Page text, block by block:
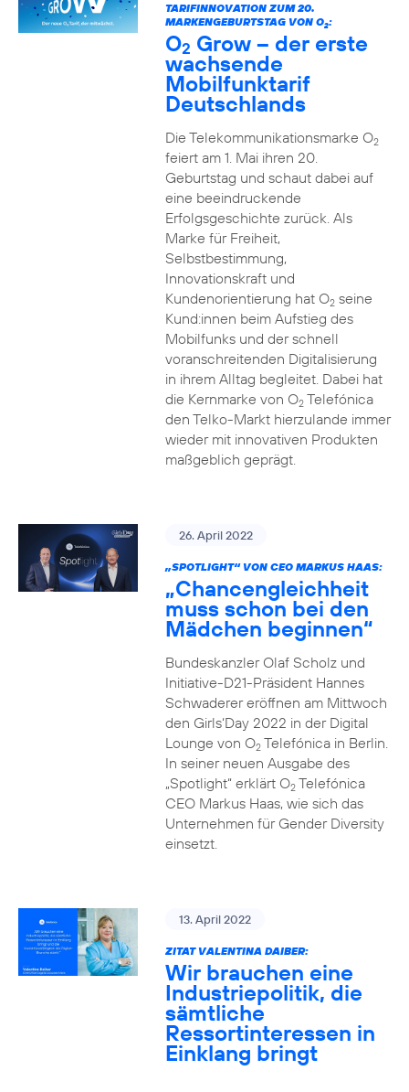
TARIFINNOVATION ZUM 20.
MARKENGEBURTSTAG VON O2:
O2 Grow – der erste
wachsende
Mobilfunktarif
Deutschlands
Die Telekommunikationsmarke O2
feiert am 1. Mai ihren 20.
Geburtstag und schaut dabei auf
eine beeindruckende
Erfolgsgeschichte zurück. Als
Marke für Freiheit,
Selbstbestimmung,
Innovationskraft und
Kundenorientierung hat O2seine
Kund:innen beim Aufstieg des
Mobilfunks und der schnell
voranschreitenden Digitalisierung
in ihrem Alltag begleitet. Dabei hat
die Kernmarke von O2Telefónica
den Telko-Markt hierzulande immer
wieder mit innovativen Produkten
maßgeblich geprägt.
26. April 2022
„SPOTLIGHT“ VON CEO MARKUS HAAS:
„Chancengleichheit
muss schon bei den
Mädchen beginnen“
Bundeskanzler Olaf Scholz und
Initiative-D21-Präsident Hannes
Schwaderer eröffnen am Mittwoch
den Girls‘Day 2022 in der Digital
Lounge von O2Telefónica in Berlin.
In seiner neuen Ausgabe des
„Spotlight“ erklärt O2Telefónica
CEO Markus Haas, wie sich das
Unternehmen für Gender Diversity
einsetzt.
13. April 2022
ZITAT VALENTINA DAIBER:
Wir brauchen eine
Industriepolitik, die
sämtliche
Ressortinteressen in
Einklang bringt